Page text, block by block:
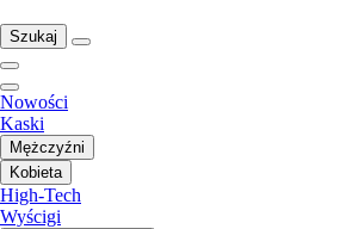
Szukaj
Nowości
Kaski
Mężczyźni
Kobieta
High-Tech
Wyścigi